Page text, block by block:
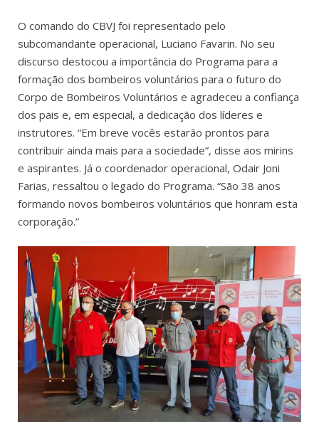
O comando do CBVJ foi representado pelo
subcomandante operacional, Luciano Favarin. No seu
discurso destocou a importância do Programa para a
formação dos bombeiros voluntários para o futuro do
Corpo de Bombeiros Voluntários e agradeceu a confiança
dos pais e, em especial, a dedicação dos líderes e
instrutores. “Em breve vocês estarão prontos para
contribuir ainda mais para a sociedade”, disse aos mirins
e aspirantes. Já o coordenador operacional, Odair Joni
Farias, ressaltou o legado do Programa. “São 38 anos
formando novos bombeiros voluntários que honram esta
corporação.”